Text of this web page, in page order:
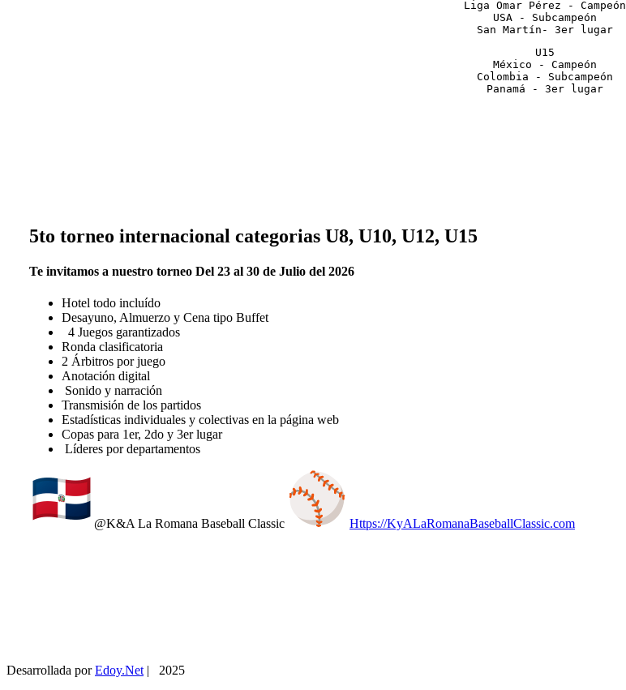
Liga Omar Pérez - Campeón
USA - Subcampeón
San Martín- 3er lugar
U15
México - Campeón
Colombia - Subcampeón
Panamá - 3er lugar
5to torneo internacional categorias U8, U10, U12, U15
Te invitamos a nuestro torneo Del 23 al 30 de Julio del 2026
Hotel todo incluído
Desayuno, Almuerzo y Cena tipo Buffet
4 Juegos garantizados
Ronda clasificatoria
2 Árbitros por juego
Anotación digital
Sonido y narración
Transmisión de los partidos
Estadísticas individuales y colectivas en la página web
Copas para 1er, 2do y 3er lugar
Líderes por departamentos
@K&A La Romana Baseball Classic Https://KyALaRomanaBaseballClassic.com
Desarrollada porEdoy.Net| 2025